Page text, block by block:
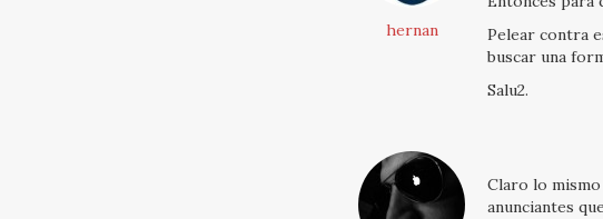
hernan
Pelear contra
buscar una
Salu2.
Claro lo mismo
anunciantes